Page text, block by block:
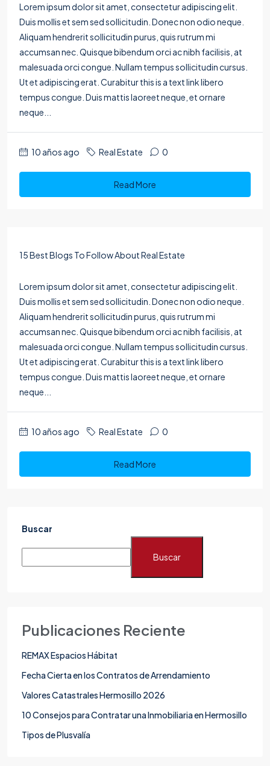
Lorem ipsum dolor sit amet, consectetur adipiscing elit.
Duis mollis et sem sed sollicitudin. Donec non odio neque.
Aliquam hendrerit sollicitudin purus, quis rutrum mi
accumsan nec. Quisque bibendum orci ac nibh facilisis, at
malesuada orci congue. Nullam tempus sollicitudin cursus.
Ut et adipiscing erat. Curabitur this is a text link libero
tempus congue. Duis mattis laoreet neque, et ornare
neque...
10 años ago Real Estate 0
Read More
15 Best Blogs To Follow About Real Estate
Lorem ipsum dolor sit amet, consectetur adipiscing elit.
Duis mollis et sem sed sollicitudin. Donec non odio neque.
Aliquam hendrerit sollicitudin purus, quis rutrum mi
accumsan nec. Quisque bibendum orci ac nibh facilisis, at
malesuada orci congue. Nullam tempus sollicitudin cursus.
Ut et adipiscing erat. Curabitur this is a text link libero
tempus congue. Duis mattis laoreet neque, et ornare
neque...
10 años ago Real Estate 0
Read More
Buscar
Buscar
Publicaciones Reciente
REMAX Espacios Hábitat
Fecha Cierta en los Contratos de Arrendamiento
Valores Catastrales Hermosillo 2026
10 Consejos para Contratar una Inmobiliaria en Hermosillo
Tipos de Plusvalía